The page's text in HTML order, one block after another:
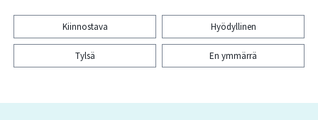
Kiinnostava Hyödyllinen
Tylsä En ymmärrä